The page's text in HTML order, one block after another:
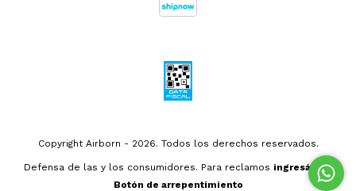
Copyright Airborn - 2026. Todos los derechos reservados.
Defensa de las y los consumidores. Para reclamos ingresá acá.
Botón de arrepentimiento